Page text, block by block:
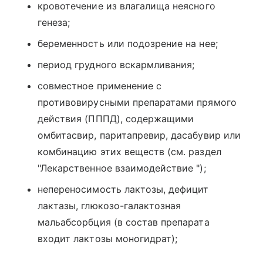
кровотечение из влагалища неясного
генеза;
беременность или подозрение на нее;
период грудного вскармливания;
совместное применение с
противовирусными препаратами прямого
действия (ПППД), содержащими
омбитасвир, паритапревир, дасабувир или
комбинацию этих веществ (см. раздел
"Лекарственное взаимодействие ");
непереносимость лактозы, дефицит
лактазы, глюкозо-галактозная
мальабсорбция (в состав препарата
входит лактозы моногидрат);